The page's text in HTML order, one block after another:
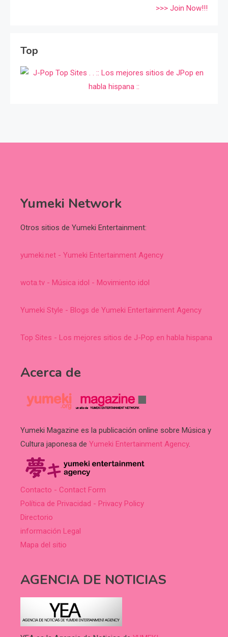
>>> Join Now!!!
Top
Yumeki Network
Otros sitios de Yumeki Entertainment:
yumeki.net - Yumeki Entertainment Agency
wota.tv - Música idol - Movimiento idol
Yumeki Style - Blogs de Yumeki Entertainment Agency
Top Sites - Los mejores sitios de J-Pop en habla hispana
Acerca de
Yumeki Magazine es la publicación online sobre Música y
Cultura japonesa de Yumeki Entertainment Agency.
Contacto - Contact Form
Política de Privacidad - Privacy Policy
Directorio
información Legal
Mapa del sitio
AGENCIA DE NOTICIAS